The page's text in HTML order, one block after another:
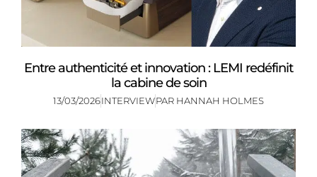
Entre authenticité et innovation : LEMI redéfinit
la cabine de soin
13/03/2026INTERVIEWPAR HANNAH HOLMES